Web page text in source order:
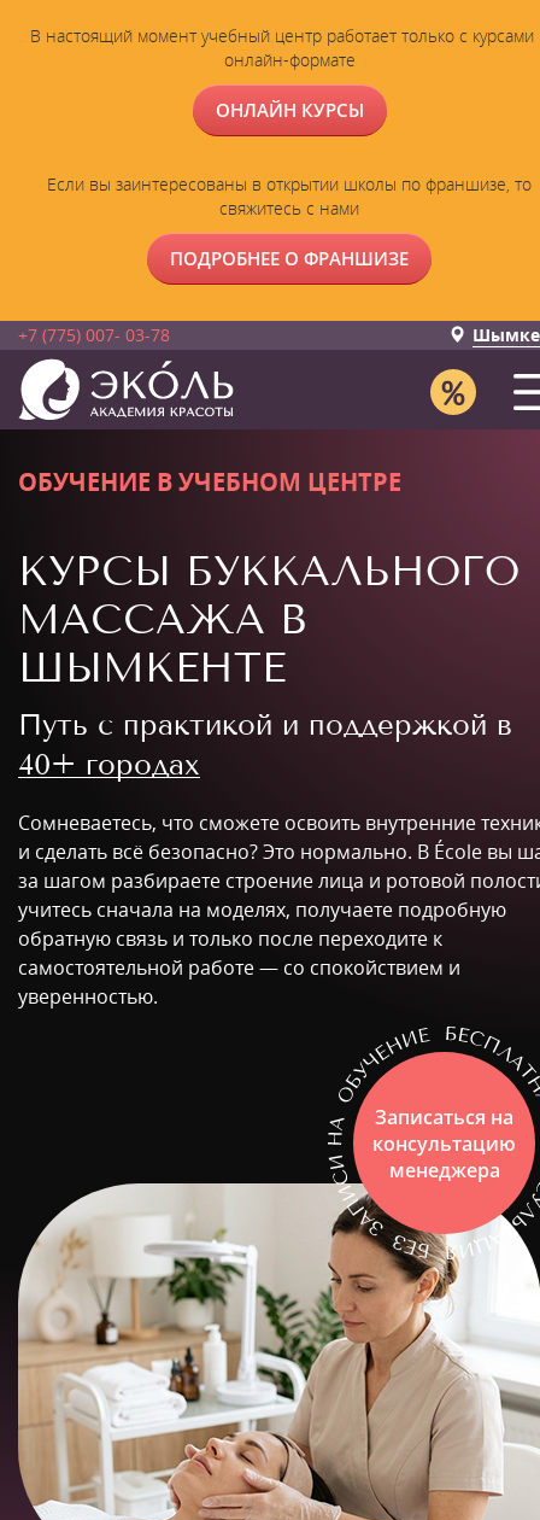
В настоящий момент учебный центр работает только с курсами
онлайн-формате
ОНЛАЙН КУРСЫ
Если вы заинтересованы в открытии школы по франшизе, то
свяжитесь с нами
ПОДРОБНЕЕ О ФРАНШИЗЕ
+7 (775) 007- 03-78
ОБУЧЕНИЕ В УЧЕБНОМ ЦЕНТРЕ
КУРСЫ БУККАЛЬНОГО
МАССАЖА В
ШЫМКЕНТЕ
Путь с практикой и поддержкой в
40+ городах
Сомневаетесь, что сможете освоить внутренние
и сделать всё безопасно? Это нормально. В École вы
за шагом разбираете строение лица и ротовой
учитесь сначала на моделях, получаете подробную
обратную связь и только после переходите к
самостоятельной работе — со спокойствием и
уверенностью.
Записаться на
консультацию
менеджера